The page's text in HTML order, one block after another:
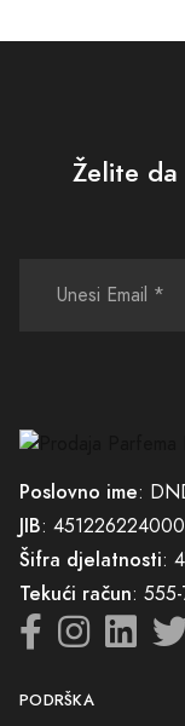
Želite
Poslovno ime:
JIB:
Šifra djelatnosti:
Tekući račun:
PODRŠKA